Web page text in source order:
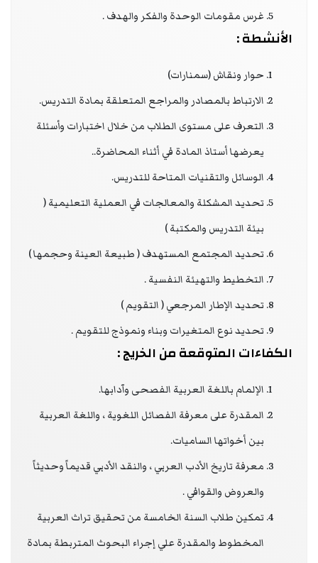
غرس مقومات الوحدة والفكر والهدف .
الأنشطة :
حوار ونقاش (سمنارات)
الارتباط بالمصادر والمراجع المتعلقة بمادة التدريس.
التعرف على مستوى الطلاب من خلال اختبارات وأسئلة
يعرضها أستاذ المادة في أثناء المحاضرة..
الوسائل والتقنيات المتاحة للتدريس.
تحديد المشكلة والمعالجات في العملية التعليمية (
بيئة التدريس والمكتبة )
تحديد المجتمع المستهدف ( طبيعة العينة وحجمها )
التخطيط والتهيئة النفسية .
تحديد الإطار المرجعي ( التقويم )
تحديد نوع المتغيرات وبناء ونموذج للتقويم .
الكفاءات المتوقعة من الخريج :
الإلمام باللغة العربية الفصحى وآدابها.
المقدرة على معرفة الفصائل اللغوية ، واللغة العربية
بين أخواتها الساميات.
معرفة تاريخ الأدب العربي ، والنقد الأدبي قديماً وحديثاً
والعروض والقوافي .
تمكين طلاب السنة الخامسة من تحقيق تراث العربية
المخطوط والمقدرة علي إجراء البحوث المتربطة بمادة